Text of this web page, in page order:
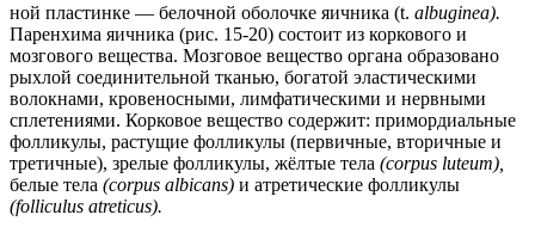
ной пластинке — белочной оболочке яичника (t. albuginea).
Паренхима яичника (рис. 15-20) состоит из коркового и
мозгового вещества. Мозговое вещество органа образовано
рыхлой соединительной тканью, богатой эластическими
волокнами, кровеносными, лимфатическими и нервными
сплетениями. Корковое вещество содержит: примордиальные
фолликулы, растущие фолликулы (первичные, вторичные и
третичные), зрелые фолликулы, жёлтые тела (corpus luteum),
белые тела (corpus albicans) и атретические фолликулы
(folliculus atreticus).